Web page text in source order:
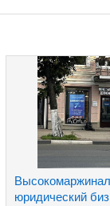
юридический